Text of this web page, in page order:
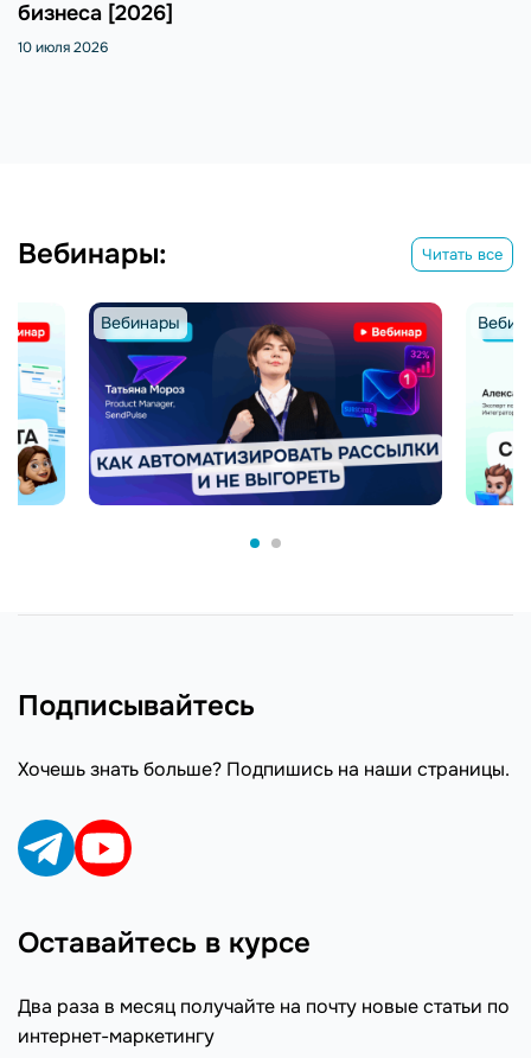
бизнеса [2026]
10 июля 2026
Вебинары: Читать все
Вебинары
Подписывайтесь
Хочешь знать больше? Подпишись на наши страницы.
Оставайтесь в курсе
Два раза в месяц получайте на почту новые статьи по
интернет-маркетингу